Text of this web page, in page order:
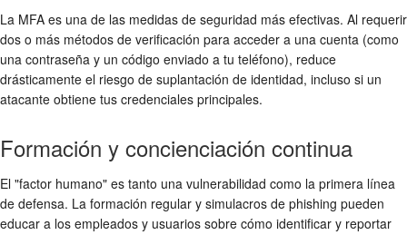
La MFA es una de las medidas de seguridad más efectivas. Al requerir
dos o más métodos de verificación para acceder a una cuenta (como
una contraseña y un código enviado a tu teléfono), reduce
drásticamente el riesgo de suplantación de identidad, incluso si un
atacante obtiene tus credenciales principales.
Formación y concienciación continua
El "factor humano" es tanto una vulnerabilidad como la primera línea
de defensa. La formación regular y simulacros de phishing pueden
educar a los empleados y usuarios sobre cómo identificar y reportar